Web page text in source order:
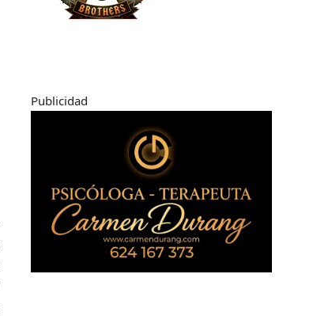
Publicidad